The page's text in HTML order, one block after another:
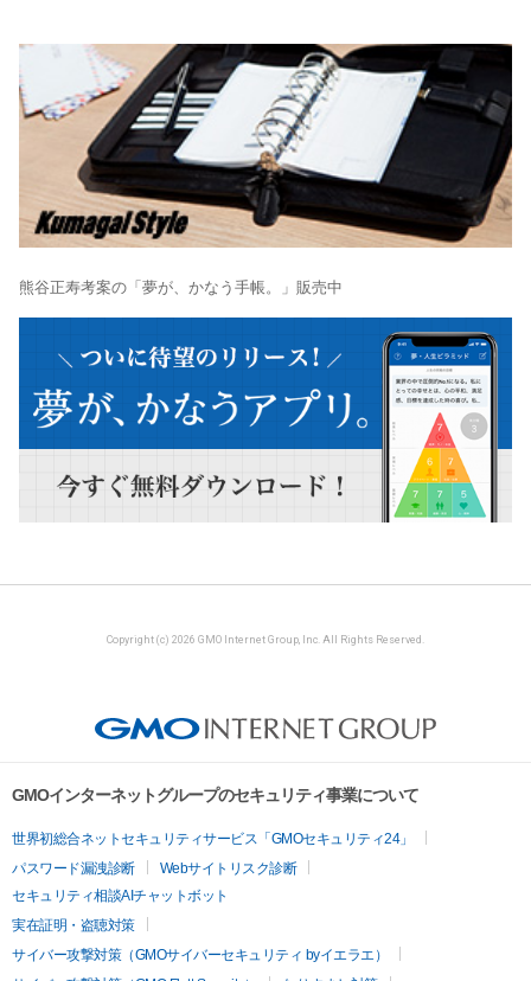
熊谷正寿考案の「夢が、かなう手帳。」販売中
Copyright (c) 2026 GMO Internet Group, Inc. All Rights Reserved.
GMOインターネットグループのセキュリティ事業について
世界初総合ネットセキュリティサービス「GMOセキュリティ24」
パスワード漏洩診断
Webサイトリスク診断
セキュリティ相談AIチャットボット
実在証明・盗聴対策
サイバー攻撃対策（GMOサイバーセキュリティ byイエラエ）